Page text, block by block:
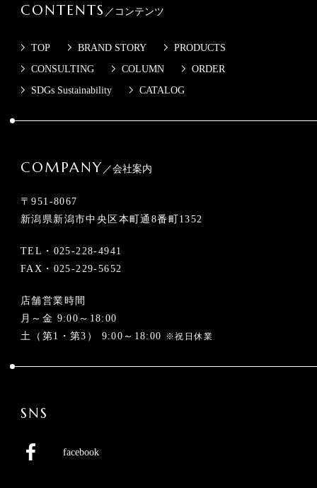
CONTENTS ／コンテンツ
TOP BRAND STORY
PRODUCTS
CONSULTING
COLUMN
ORDER
SDGs Sustainability
CATALOG
COMPANY ／会社案内
〒951-8067
新潟県新潟市中央区本町通8番町1352
TEL・ 025-228-4941
FAX・025-229-5652
店舗営業時間
月～金 9:00～18:00
土（第1・第3） 9:00～18:00 ※祝日休業
SNS
facebook